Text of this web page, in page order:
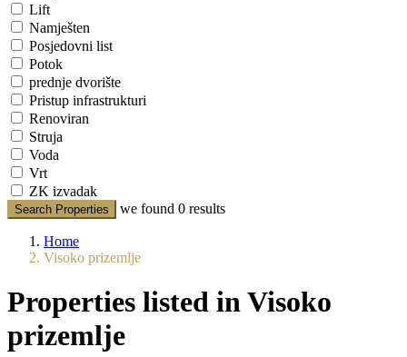
Lift
Namješten
Posjedovni list
Potok
prednje dvorište
Pristup infrastrukturi
Renoviran
Struja
Voda
Vrt
ZK izvadak
Search Properties we found 0 results
Home
Visoko prizemlje
Properties listed in Visoko
prizemlje